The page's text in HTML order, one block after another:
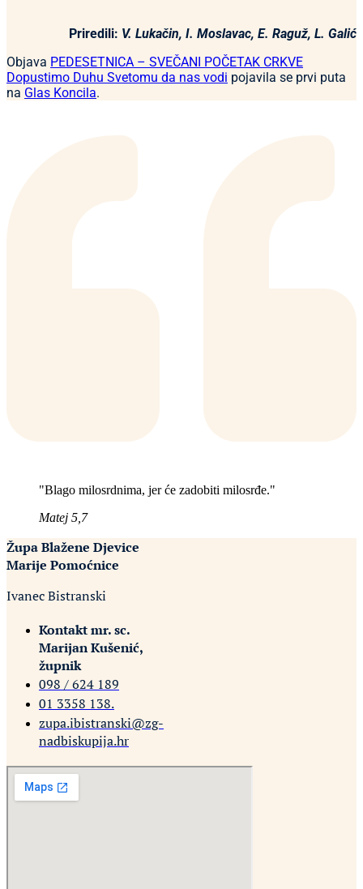
Priredili: V. Lukačin, I. Moslavac, E. Raguž, L. Galić
Objava PEDESETNICA – SVEČANI POČETAK CRKVE
Dopustimo Duhu Svetomu da nas vodi pojavila se prvi puta
na Glas Koncila.
"Blago milosrdnima, jer će zadobiti milosrđe."
Matej 5,7
Župa Blažene Djevice
Marije Pomoćnice
Ivanec Bistranski
Kontakt mr. sc.
Marijan Kušenić,
župnik
098 / 624 189
01 3358 138‬.
zupa.ibistranski@zg-
nadbiskupija.hr